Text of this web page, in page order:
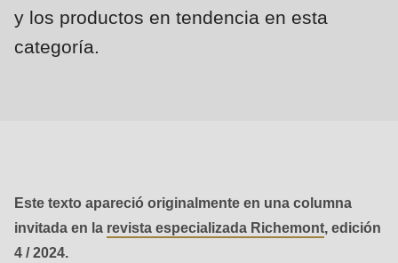
mb_substr():
Passing
of
type
string
y los productos en tendencia en esta
categoría.
Este texto apareció originalmente en una columna
invitada en la revista especializada Richemont, edición
4 / 2024.